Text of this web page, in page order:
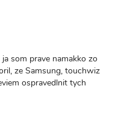
som prave namakko zo
ze Samsung, touchwiz
ospravedlnit tych